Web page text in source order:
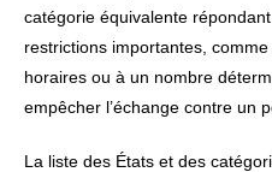
catégorie équivalente
restrictions importantes,
horaires ou à un nombre
empêcher l’échange contre un
La liste des États et des